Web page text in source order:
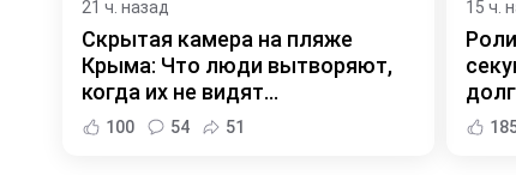
21 ч. назад
Скрытая камера на пляже
Крыма: Что люди вытворяют,
когда их не видят...
100 54 51
15 ч.